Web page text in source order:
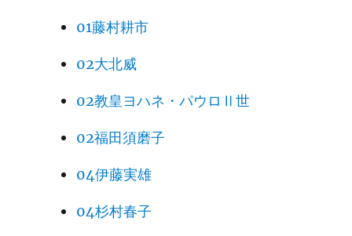
01藤村耕市
02大北威
02教皇ヨハネ・パウロⅡ世
02福田須磨子
04伊藤実雄
04杉村春子